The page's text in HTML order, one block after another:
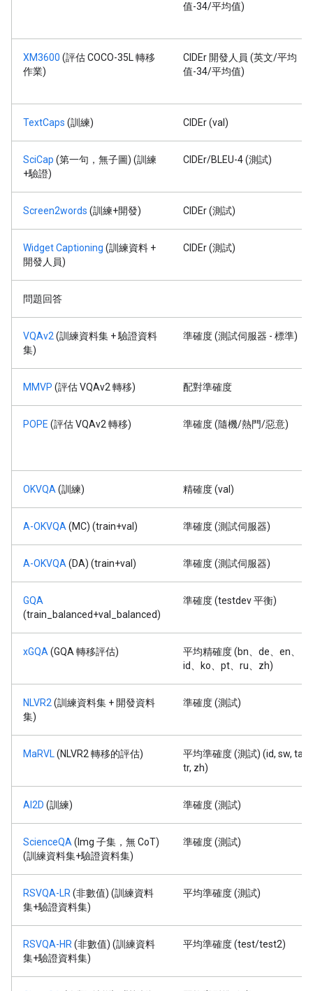
值-34/平均值)
XM3600 (評估 COCO-35L 轉移
作業)
CIDEr 開發人員 (英文/平均
值-34/平均值)
TextCaps (訓練) CIDEr (val)
SciCap (第一句，無子圖) (訓練
+驗證)
CIDEr/BLEU-4 (測試)
Screen2words (訓練+開發) CIDEr (測試)
Widget Captioning (訓練資料 +
開發人員)
CIDEr (測試)
問題回答
VQAv2 (訓練資料集 + 驗證資料
集)
準確度 (測試伺服器 - 標準)
MMVP (評估 VQAv2 轉移) 配對準確度
POPE (評估 VQAv2 轉移) 準確度 (隨機/熱門/惡意)
OKVQA (訓練) 精確度 (val)
A-OKVQA (MC) (train+val) 準確度 (測試伺服器)
A-OKVQA (DA) (train+val) 準確度 (測試伺服器)
GQA
(train_balanced+val_balanced)
準確度 (testdev 平衡)
xGQA (GQA 轉移評估)
平均精確度 (bn、de、en、
id、ko、pt、ru、zh)
NLVR2 (訓練資料集 + 開發資料
集)
準確度 (測試)
MaRVL (NLVR2 轉移的評估)
平均準確度 (測試) (id, sw, ta,
tr, zh)
AI2D (訓練) 準確度 (測試)
ScienceQA (Img 子集，無 CoT)
(訓練資料集+驗證資料集)
準確度 (測試)
RSVQA-LR (非數值) (訓練資料
集+驗證資料集)
平均準確度 (測試)
RSVQA-HR (非數值) (訓練資料
集+驗證資料集)
平均準確度 (test/test2)